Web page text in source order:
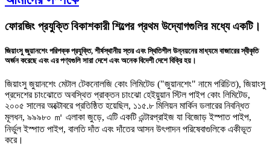
ফোরজিং প্রযুক্তি বিকাশকারী শিল্পের প্রথম উদ্যোগগুলির মধ্যে একটি।
জিয়াংসু জুয়ানশেং পরিপক্ক প্রযুক্তি, শীর্ষস্থানীয় স্তর এবং স্থিতিশীল উন্নয়নের মাধ্যমে বাজারের স্বীকৃতি
অর্জন করেছে এবং এর পণ্যগুলি সারা দেশে এবং অনেক বিদেশী দেশে বিক্রি হয়।
জিয়াংসু জুয়ানশেং মেটাল টেকনোলজি কোং লিমিটেড ("জুয়ানশেং" নামে পরিচিত), জিয়াংসু
প্রদেশের চাংঝোতে অবস্থিত প্রাক্তন চাংঝো হেইয়ুয়ান স্টিল পাইপ কোং লিমিটেড,
২০০৫ সালের অক্টোবরে প্রতিষ্ঠিত হয়েছিল, ১১৫.৮ মিলিয়ন মার্কিন ডলারের নিবন্ধিত
মূলধন, ৯৯৯৮০ ㎡ এলাকা জুড়ে, এটি একটি এন্টারপ্রাইজ যা বিজোড় ইস্পাত পাইপ,
নির্ভুল ইস্পাত পাইপ, বালতি দাঁত এবং দাঁতের আসন উৎপাদন পরিষেবাগুলিকে একীভূত
করে।